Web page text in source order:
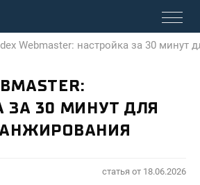
Webmaster: настройка за 30 минут
ЗА 30 МИНУТ ДЛЯ
статья от 18.06.2026